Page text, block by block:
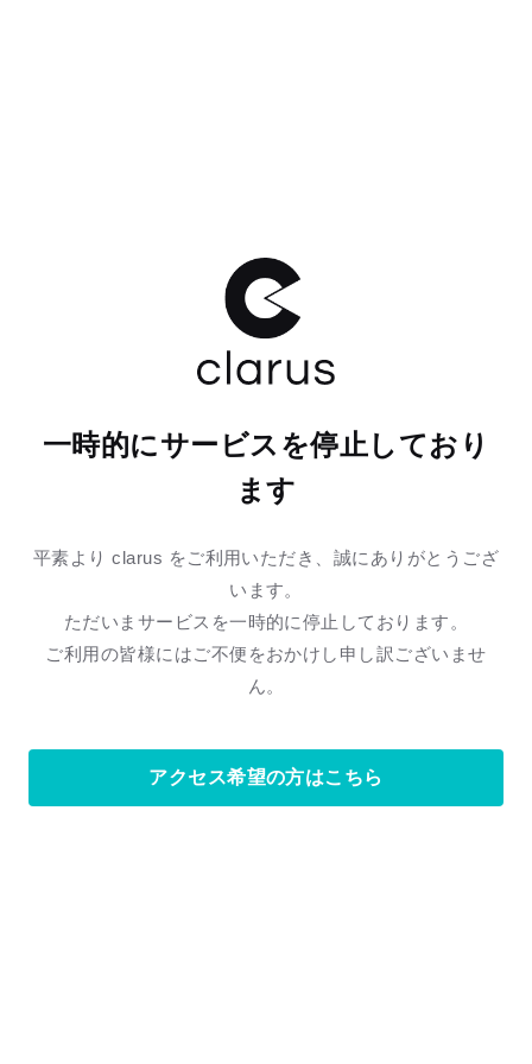
一時的にサービスを停止しており
ます
平素より clarus をご利用いただき、誠にありがとうござ
います。
ただいまサービスを一時的に停止しております。
ご利用の皆様にはご不便をおかけし申し訳ございませ
ん。
アクセス希望の方はこちら